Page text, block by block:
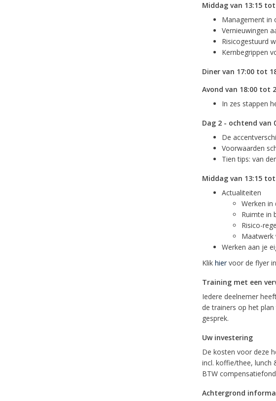
Middag van 13:15
Management in
Vernieuwingen
Risicogestuurd
Kernbegrippen
Diner van 17:00 tot
Avond van 18:00 tot
In zes stappen
Dag 2 - ochtend van
De
Voorwaarden
Tien tips: van
Middag van 13:15
Actualiteiten
Werken in
Ruimte in
Risico-
Maatwerk
Werken aan je
Klik hiervoor de flyer
Training met een
Iedere deelnemer
de trainers op het
gesprek.
Uw investering
De kosten voor deze
incl. koffie/thee, lunch
BTW
Achtergrond